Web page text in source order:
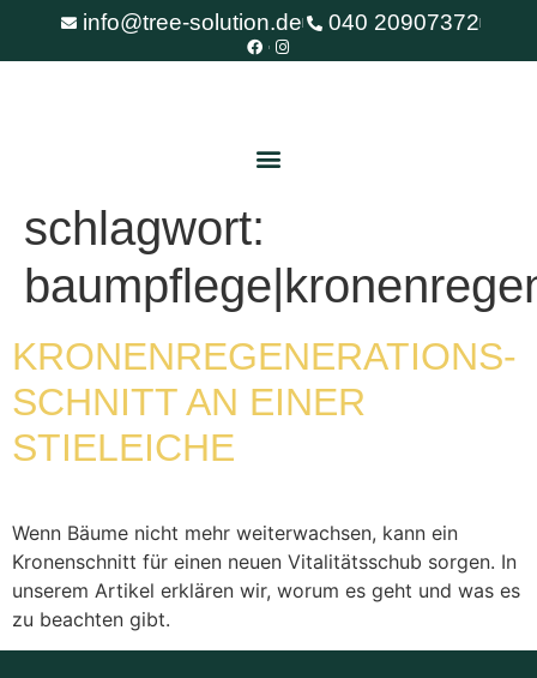
info@tree-solution.de 040 20907372
schlagwort:
KRONEN­REGENERATIONS­
SCHNITT AN EINER
STIELEICHE
Wenn Bäume nicht mehr weiterwachsen, kann ein
Kronenschnitt für einen neuen Vitalitätsschub sorgen. In
unserem Artikel erklären wir, worum es geht und was es
zu beachten gibt.